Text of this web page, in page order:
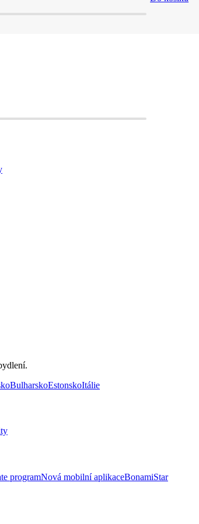
BulharskoEstonskoItálie
programNová mobilní aplikaceBonamiStar